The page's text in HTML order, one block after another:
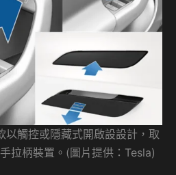
以觸控或隱藏式開啟設設計，取
拉柄裝置。(圖片提供：Tesla)